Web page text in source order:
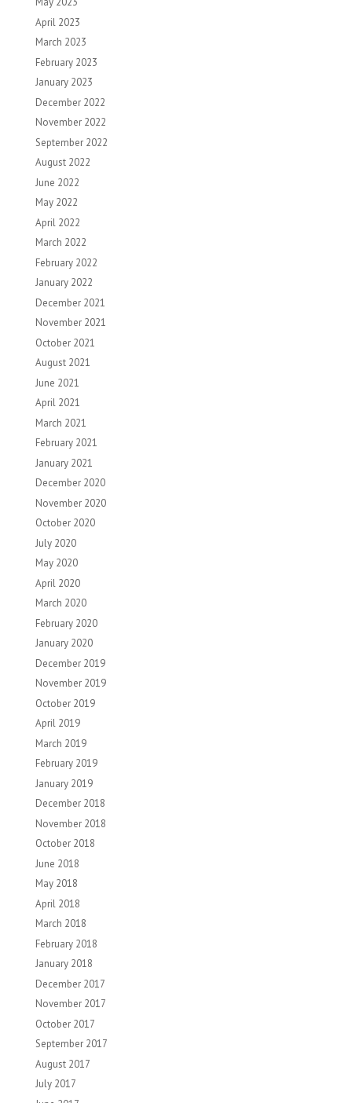
April 2023
March 2023
February 2023
January 2023
December 2022
November 2022
September 2022
August 2022
June 2022
May 2022
April 2022
March 2022
February 2022
January 2022
December 2021
November 2021
October 2021
August 2021
June 2021
April 2021
March 2021
February 2021
January 2021
December 2020
November 2020
October 2020
July 2020
May 2020
April 2020
March 2020
February 2020
January 2020
December 2019
November 2019
October 2019
April 2019
March 2019
February 2019
January 2019
December 2018
November 2018
October 2018
June 2018
May 2018
April 2018
March 2018
February 2018
January 2018
December 2017
November 2017
October 2017
September 2017
August 2017
July 2017